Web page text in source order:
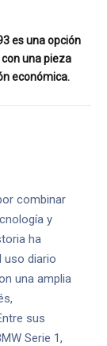
es una opción
una pieza
económica.
combinar
y
ha
uso diario
una amplia
sus
Serie 1,